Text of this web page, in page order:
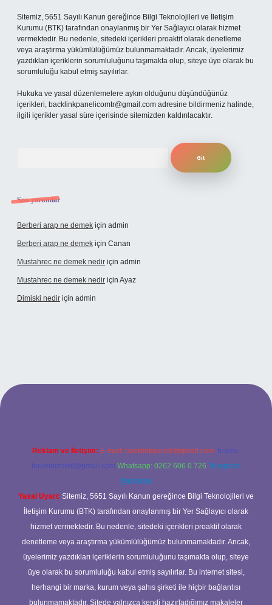
Sitemiz, 5651 Sayılı Kanun gereğince Bilgi Teknolojileri ve İletişim
Kurumu (BTK) tarafından onaylanmış bir Yer Sağlayıcı olarak hizmet
vermektedir. Bu nedenle, sitedeki içerikleri proaktif olarak denetleme
veya araştırma yükümlülüğümüz bulunmamaktadır. Ancak, üyelerimiz
yazdıkları içeriklerin sorumluluğunu taşımakta olup, siteye üye olarak bu
sorumluluğu kabul etmiş sayılırlar.
Hukuka ve yasal düzenlemelere aykırı olduğunu düşündüğünüz
içerikleri, backlinkpanelicomtr@gmail.com adresine bildirmeniz halinde,
ilgili içerikler yasal süre içerisinde sitemizden kaldırılacaktır.
Son yorumlar
Berberi arap ne demek için admin
Berberi arap ne demek için Canan
Mustahrec ne demek nedir için admin
Mustahrec ne demek nedir için Ayaz
Dimiski nedir için admin
adresi
Reklam ve İletişim: E-mail: backlinkpaneli@gmail.com Teams:
forumhizmeti@gmail.com Whatsapp: 0262 606 0 726 Telegram:
@karabul
Yasal Uyarı: Sitemiz, 5651 Sayılı Kanun gereğince Bilgi Teknolojileri ve
İletişim Kurumu (BTK) tarafından onaylanmış bir Yer Sağlayıcı olarak
hizmet vermektedir. Bu nedenle, sitedeki içerikleri proaktif olarak
denetleme veya araştırma yükümlülüğümüz bulunmamaktadır. Ancak,
üyelerimiz yazdıkları içeriklerin sorumluluğunu taşımakta olup, siteye
üye olarak bu sorumluluğu kabul etmiş sayılırlar. Bu internet sitesi,
herhangi bir marka, kurum veya şahıs şirketi ile hiçbir bağlantısı
bulunmamaktadır. Sitede yalnızca kendi hazırladığımız makaleler